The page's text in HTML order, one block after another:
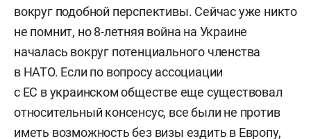
вокруг подобной перспективы. Сейчас уже никто
не помнит, но 8-летняя война на Украине
началась вокруг потенциального членства
в НАТО. Если по вопросу ассоциации
с ЕС в украинском обществе еще существовал
относительный консенсус, все были не против
иметь возможность без визы ездить в Европу,